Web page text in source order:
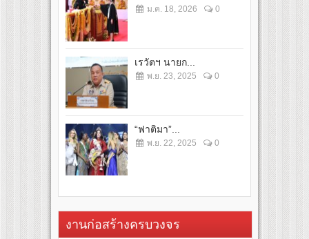
ม.ค. 18, 2026 0
เรวัตฯ นายก...
พ.ย. 23, 2025 0
“ฟาติมา”...
พ.ย. 22, 2025 0
งานก่อสร้างครบวงจร